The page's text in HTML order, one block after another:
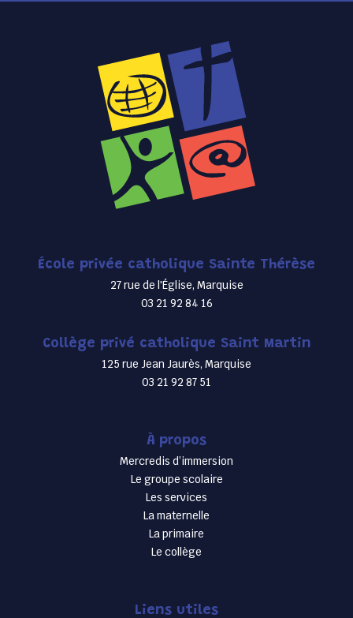
École privée catholique Sainte Thérèse
27 rue de l'Église, Marquise
03 21 92 84 16
Collège privé catholique Saint Martin
125 rue Jean Jaurès, Marquise
03 21 92 87 51
À propos
Mercredis d’immersion
Le groupe scolaire
Les services
La maternelle
La primaire
Le collège
Liens utiles